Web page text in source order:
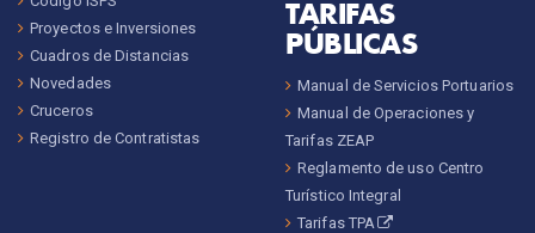
Proyectos e Inversiones
Cuadros de Distancias
Novedades
Cruceros
Registro de Contratistas
TARIFAS
PÚBLICAS
Manual de Servicios Portuarios
Manual de Operaciones y
Tarifas ZEAP
Reglamento de uso Centro
Turístico Integral
Tarifas TPA